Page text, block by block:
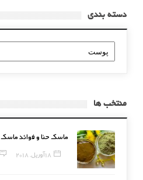
دسته بندی
بندی
منتخب ها
ماسک حنا و فوائد
18 آوریل, 2018